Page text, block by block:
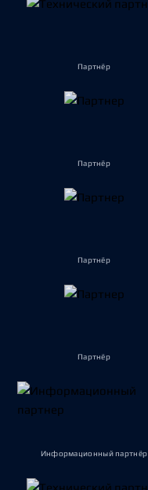
Партнёр
Партнёр
Партнёр
Партнёр
Информационный партнёр